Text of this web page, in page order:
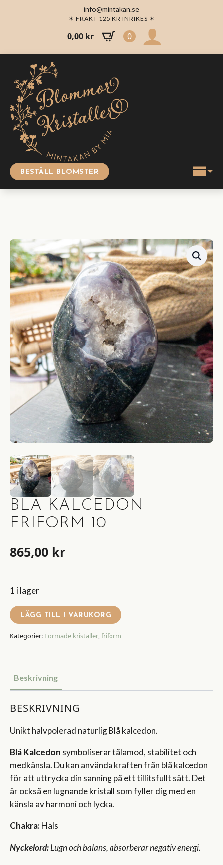
info@mintakan.se
✶ FRAKT 125 KR INRIKES ✶
0,00 kr 0
BESTÄLL BLOMSTER
BLÅ KALCEDON
FRIFORM 10
865,00 kr
1 i lager
LÄGG TILL I VARUKORG
Kategorier: Formade kristaller,friform
Beskrivning
BESKRIVNING
Unikt halvpolerad naturlig Blå kalcedon.
Blå Kalcedon symboliserar tålamod, stabilitet och
medkänsla. Du kan använda kraften från blå kalcedon
för att uttrycka din sanning på ett tillitsfullt sätt. Det
är också en lugnande kristall som fyller dig med en
känsla av harmoni och lycka.
Chakra:Hals
Nyckelord:Lugn och balans, absorberar negativ energi.